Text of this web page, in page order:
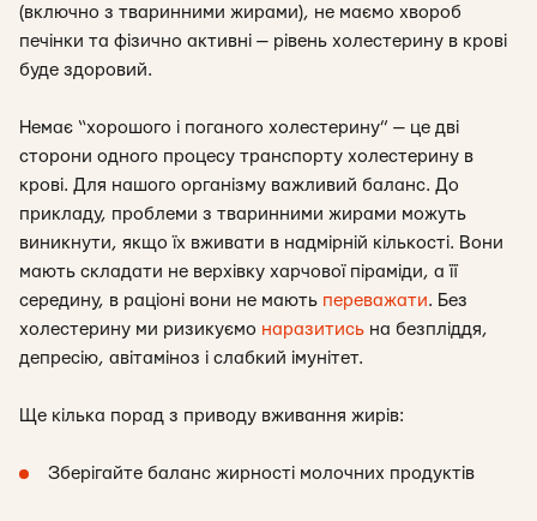
(включно з тваринними жирами), не маємо хвороб
печінки та фізично активні — рівень холестерину в крові
буде здоровий.
Немає “хорошого і поганого холестерину” — це дві
сторони одного процесу транспорту холестерину в
крові. Для нашого організму важливий баланс. До
прикладу, проблеми з тваринними жирами можуть
виникнути, якщо їх вживати в надмірній кількості. Вони
мають складати не верхівку харчової піраміди, а її
середину, в раціоні вони не мають переважати. Без
холестерину ми ризикуємо наразитись на безпліддя,
депресію, авітаміноз і слабкий імунітет.
Ще кілька порад з приводу вживання жирів:
Зберігайте баланс жирності молочних продуктів